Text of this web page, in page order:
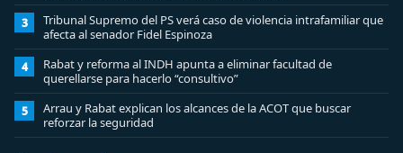
3
Tribunal Supremo del PS verá caso de violencia intrafamiliar que
afecta al senador Fidel Espinoza
4
Rabat y reforma al INDH apunta a eliminar facultad de
querellarse para hacerlo “consultivo”
5
Arrau y Rabat explican los alcances de la ACOT que buscar
reforzar la seguridad